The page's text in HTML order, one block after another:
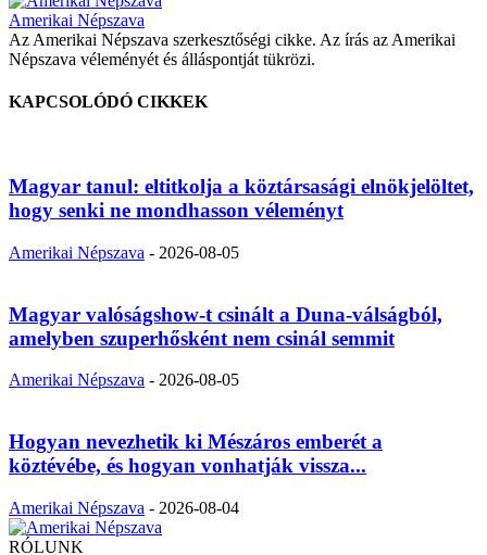
Amerikai Népszava
Az Amerikai Népszava szerkesztőségi cikke. Az írás az Amerikai
Népszava véleményét és álláspontját tükrözi.
KAPCSOLÓDÓ CIKKEK
Magyar tanul: eltitkolja a köztársasági elnökjelöltet,
hogy senki ne mondhasson véleményt
Amerikai Népszava - 2026-08-05
Magyar valóságshow-t csinált a Duna-válságból,
amelyben szuperhősként nem csinál semmit
Amerikai Népszava - 2026-08-05
Hogyan nevezhetik ki Mészáros emberét a
köztévébe, és hogyan vonhatják vissza...
Amerikai Népszava - 2026-08-04
RÓLUNK